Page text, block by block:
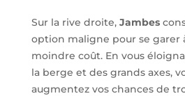
Sur la rive droite, Jambes
option maligne pour se garer
moindre coût. En vous
la berge et des grands axes,
augmentez vos chances de